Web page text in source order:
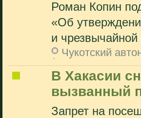
Роман Копин
«Об
и
Чукотский
В Хакасии
вызванный
Запрет на